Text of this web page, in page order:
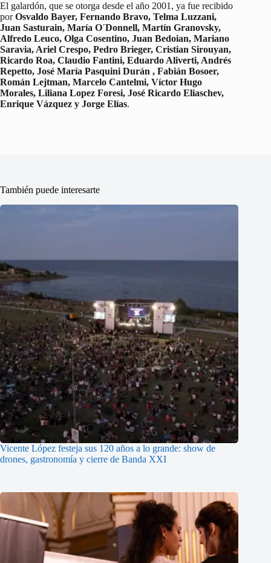
El galardón, que se otorga desde el año 2001, ya fue recibido
porOsvaldo Bayer, Fernando Bravo, Telma Luzzani,
Juan Sasturain, María O´Donnell, Martín Granovsky,
Alfredo Leuco, Olga Cosentino, Juan Bedoian, Mariano
Saravia, Ariel Crespo, Pedro Brieger, Cristian Sirouyan,
Ricardo Roa, Claudio Fantini, Eduardo Aliverti, Andrés
Repetto, José María Pasquini Durán , Fabián Bosoer,
Román Lejtman, Marcelo Cantelmi, Víctor Hugo
Morales, Liliana Lopez Foresi, José Ricardo Eliaschev,
Enrique Vázquez y Jorge Elías.
También puede interesarte
Vicente López festeja sus 120 años a lo grande: show de
drones, gastronomía y cierre de Banda XXI